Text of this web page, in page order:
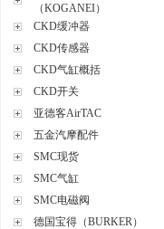
（KOGANEI）
CKD缓冲器
CKD传感器
CKD气缸概括
CKD开关
亚德客AirTAC
五金汽摩配件
SMC现货
SMC气缸
SMC电磁阀
德国宝得（BURKER）